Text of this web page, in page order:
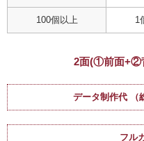
100個以上 1
2面(①前面+②
データ制作代 （
フル